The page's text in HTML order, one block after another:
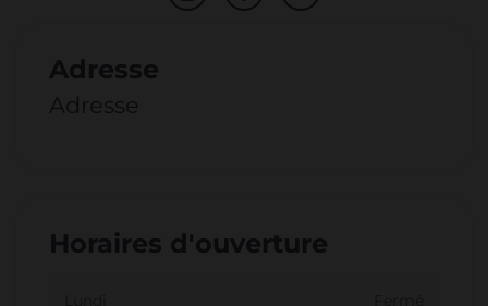
Adresse
Adresse
Horaires d'ouverture